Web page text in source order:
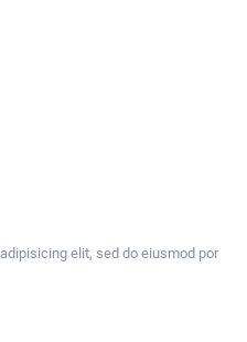
elit, sed do eiusmod por